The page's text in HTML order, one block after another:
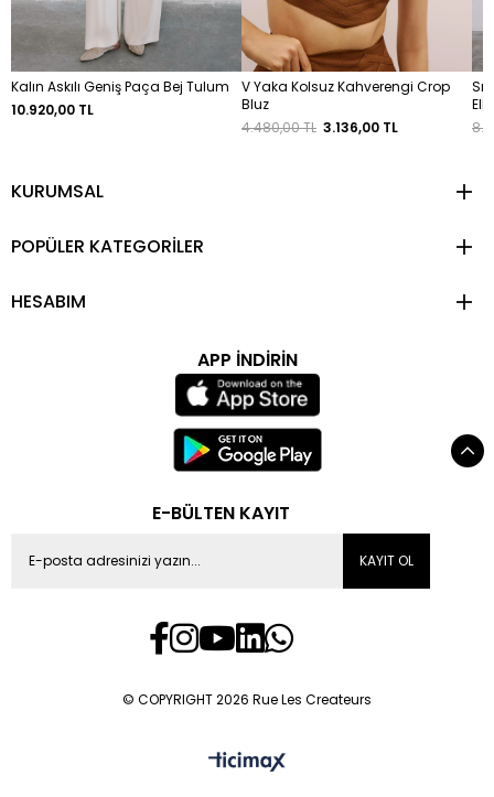
Kalın Askılı Geniş Paça Bej Tulum
10.920,00 TL
V Yaka Kolsuz Kahverengi Crop
Bluz
4.480,00 TL 3.136,00 TL
KURUMSAL
POPÜLER KATEGORİLER
HESABIM
APP İNDİRİN
E-BÜLTEN KAYIT
KAYIT OL
© COPYRIGHT 2026 Rue Les Createurs